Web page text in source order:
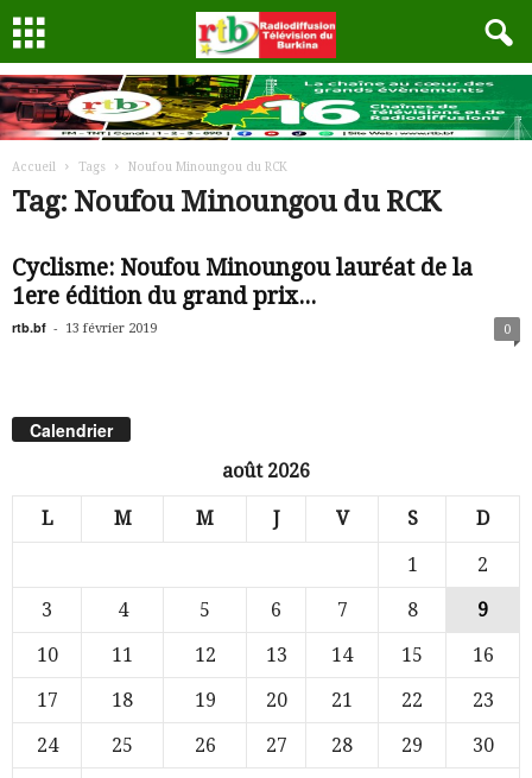
Accueil Tags Noufou Minoungou du RCK
Tag: Noufou Minoungou du RCK
Cyclisme: Noufou Minoungou lauréat de la
1ere édition du grand prix...
rtb.bf - 13 février 2019 0
Calendrier
août 2026
L M M J V S D
1
2
3
4 5 6 7 8
9
10
11 12 13 14 15
16
17
18 19 20 21 22
23
24
25 26 27 28 29
30